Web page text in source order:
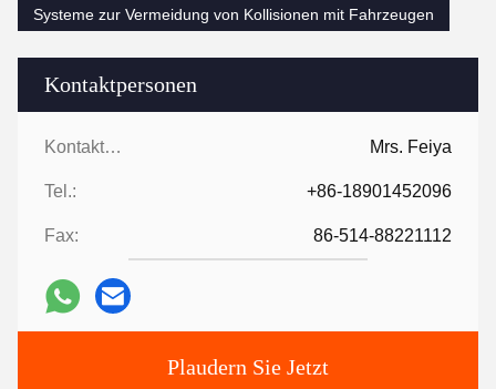
Kontaktpersonen
Kontaktpersonen: Mrs. Feiya
Tel.: +86-18901452096
Fax: 86-514-88221112
Plaudern Sie Jetzt
Systeme zur Vermeidung von Kollisionen mit Fahrzeugen